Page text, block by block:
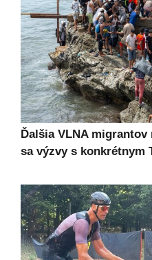
Ďalšia VLNA
sa výzvy s konkrétnym